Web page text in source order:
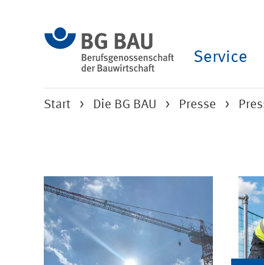
Service
Start Die BG BAU Presse